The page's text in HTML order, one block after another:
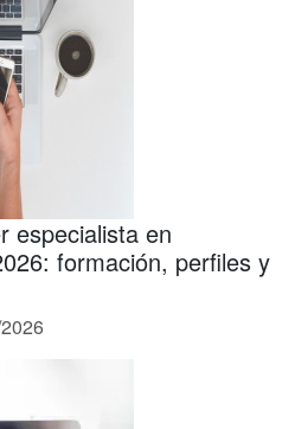
especialista en
formación, perfiles y